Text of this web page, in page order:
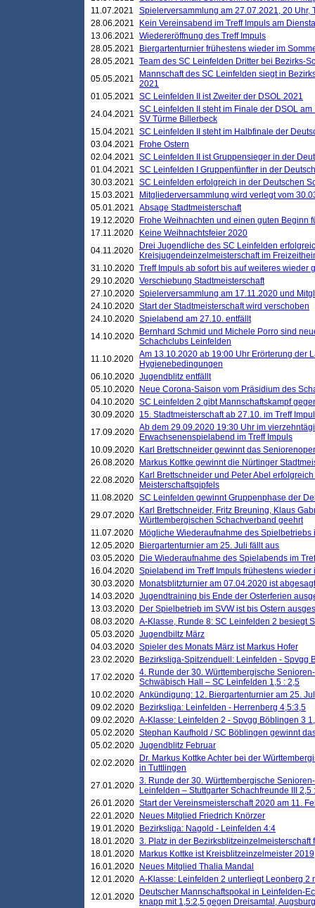
11.07.2021
Spielerversammlung am 27.07.2021, 20 Uhr,
28.06.2021
Kein Vereinsabend im Treff Impuls am
13.06.2021 Wiedereröffnung des Treff Impuls
28.05.2021
Biergartenturnier frühestens wieder im
28.05.2021 Team des SC Leinfelden Dritter bei Bezirks-
05.05.2021
Mannschaft des SC Leinfelden siegt in
2021
01.05.2021 SC Leinfelden II ist Zweiter der DSOL 2021
24.04.2021 SC Leinfelden II steht im Finale der DSOL
SV Türme Billerbeck
15.04.2021 SC Leinfelden II steht im Halbfinale der
03.04.2021
Frohe Ostern
02.04.2021 SC Leinfelden II ist Gruppensieger in der
01.04.2021 SC Leinfelden I Gruppenfünfter in der
30.03.2021 SC Leinfelden erfolgreich in der Deutschen
15.03.2021
Mitgliederversammlung wird verlegt vom
05.01.2021 Absage Stadtmeisterschaft
19.12.2020
Frohe Weihnachten und einen guten Beginn
17.11.2020
Keine Weihnachtsfeier 2020
04.11.2020
Drei Jugendliche des SC Leinfelden
Kreisjugendeinzelmeisterschaft im
31.10.2020 Treff Impuls ab sofort bis auf weiteres wieder
29.10.2020 Verschiebung Stadtmeisterschaft
27.10.2020 Spielerversammlung am 17.11.2020 und
24.10.2020 Start der Stadtmeisterschaft wird verschoben
24.10.2020 Spielabend am 27.10. entfällt
14.10.2020
Bernhard Schmid und Michele Porro sind
Schachclubs Leinfelden
11.10.2020 Am 13.10.2020 ab 19:00 Uhr Erörterung der
Hygienebedingungen
06.10.2020 Jugendblitz entfällt
05.10.2020
Neue Corona-Saison vom Präsidium des
04.10.2020 SC Leinfelden 2 gibt Mannschaftskampf
30.09.2020 15. Stadtmeisterschaft ab 27.10. im Treff
17.09.2020 Ab dem 29.09.2020 19:30 Uhr im
Erwachsenenspielabend im Treff Impuls
10.09.2020
Karl Brettschneider gewinnt das
26.08.2020
Markus Kottke gewinnt die Nürtinger
22.08.2020
Karl Brettschneider und Peter Abel
Meisterschaftsgipfels
11.08.2020 SC Leinfelden gewinnt Gruppenphase der
29.07.2020
Karl Brettschneider, Fritz Breuning, Klaus
Württembergischen Schachverband geehrt
11.07.2020
Mögliche Wiederaufnahme des Spielbetriebs
12.05.2020
Biergartenturnier am 25. Juli fällt aus
03.05.2020
Die Wiederaufnahme des Spielabends im
16.04.2020 Spielabend im Treff Impuls frühestens wieder
30.03.2020
Monatsblitzturnier am 07.04.2020 ist abgesagt
14.03.2020 Jugendtraining bis Ende der Osterferien
13.03.2020
Der Spielbetrieb im SVW ist bis Ostern
08.03.2020 A-Klasse, Runde 8: SC Leinfelden 2 besiegt
05.03.2020 Jugendbiltz März
04.03.2020 Spieler des Monats März ist Markus Hofer
23.02.2020
Bezirksliga-Spitzenduell: Leinfelden - Spvgg
17.02.2020 4. Runde der 30. Württembergische
Schwäbisch Hall – SC Leinfelden 1,5 : 2,5
10.02.2020 Ankündigung: 12. Biergartenturnier am 25.
09.02.2020
Bezirksliga: Leinfelden - Herrenberg 4,5:3,5
09.02.2020 A-Klasse: Leinfelden 2 - Spvgg Böblingen 3
05.02.2020 Stephan Kaufhold / SC Böblingen gewinnt
05.02.2020 Jugendblitz Februar
02.02.2020
Dr. Markus Kottke Achter bei der
in Tuttlingen
27.01.2020 3. Runde der 30. Württembergische
Leinfelden – Stuttgarter Schachfreunde III 2,5
26.01.2020 Start der Vereinsmeisterschaft 2020 am 11.
22.01.2020
Neues Mitglied Friedrich Knörzer
19.01.2020
Bezirksliga: Nagold - Leinfelden 4:4
18.01.2020 3. Platz in der Bezirksblitzeinzelmeisterschaft
18.01.2020
Markus Kottke ist Kreisblitzeinzelmeister 2019
16.01.2020
Neues Mitglied Thalia Mandal
12.01.2020 A-Klasse: Leinfelden 2 unterliegt Leonberg 2
12.01.2020
Deutscher Mannschaftspokal in Leinfelden-
knapp mit 1,5:2,5 gegen Dreisamtal,